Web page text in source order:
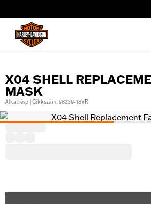
X04 SHELL
MASK
Alkatrész | Cikkszám: 98239-18VR